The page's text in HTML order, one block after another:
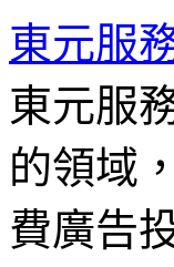
東元服
東元服
的領域
費廣告